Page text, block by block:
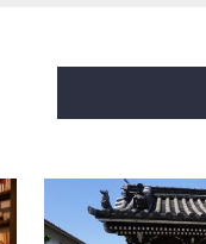
호리쓰루미료쿠치선 이